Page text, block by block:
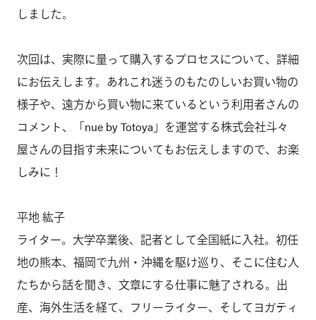
しました。
次回は、実際に量って購入するプロセスについて、詳細
にお伝えします。あれこれ迷うのもたのしいお買い物の
様子や、遠方から買い物に来ているという利用者さんの
コメント、「nue by Totoya」を運営する株式会社斗々
屋さんの目指す未来についてもお伝えしますので、お楽
しみに！
平地 紘子
ライター。大学卒業後、記者として全国紙に入社。初任
地の熊本、福岡で九州・沖縄を駆け巡り、そこに住む人
たちから話を聞き、文章にする仕事に魅了される。出
産、海外生活を経て、フリーライター、そしてヨガティ